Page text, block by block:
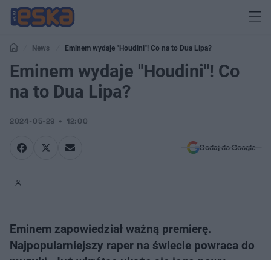
News Eminem wydaje "Houdini"! Co na to Dua Lipa?
Eminem wydaje "Houdini"! Co
na to Dua Lipa?
2024-05-29 12:00
Dodaj do Google
Eminem zapowiedział ważną premierę.
Najpopularniejszy raper na świecie powraca do